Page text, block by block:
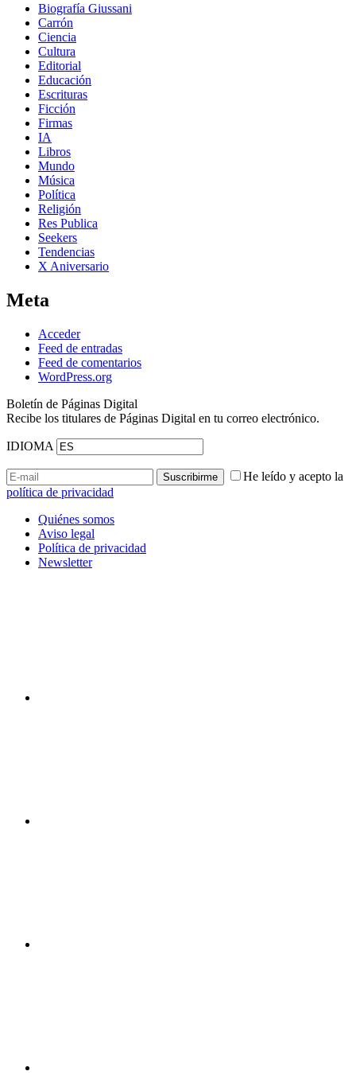
Biografía Giussani
Carrón
Ciencia
Cultura
Editorial
Educación
Escrituras
Ficción
Firmas
IA
Libros
Mundo
Música
Política
Religión
Res Publica
Seekers
Tendencias
X Aniversario
Meta
Acceder
Feed de entradas
Feed de comentarios
WordPress.org
Boletín de Páginas Digital
Recibe los titulares de Páginas Digital en tu correo electrónico.
IDIOMA
He leído y acepto la
política de privacidad
Quiénes somos
Aviso legal
Política de privacidad
Newsletter